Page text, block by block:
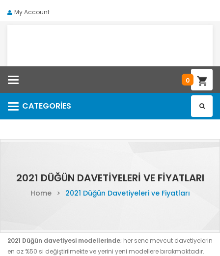
My Account
0
CATEGORIES
Categories
2021 DÜĞÜN DAVETIYELERI VE FIYATLARI
Home > 2021 Düğün Davetiyeleri ve Fiyatları
2021 Düğün davetiyesi modellerinde; her sene mevcut davetiyelerin
en az %50 si değiştirilmekte ve yerini yeni modellere bırakmaktadır.